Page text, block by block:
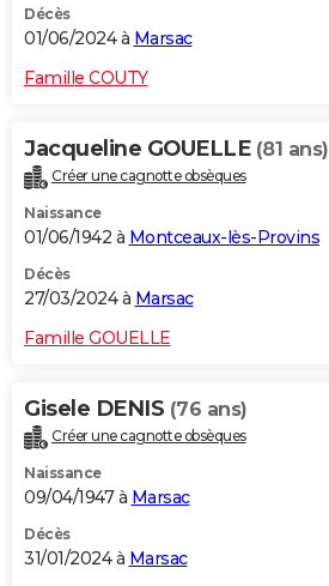
Décès
01/06/2024 à Marsac
Famille COUTY
Jacqueline GOUELLE (81 ans)
Créer une cagnotte obsèques
Naissance
01/06/1942 à Montceaux-lès-Provins
Décès
27/03/2024 à Marsac
Famille GOUELLE
Gisele DENIS (76 ans)
Créer une cagnotte obsèques
Naissance
09/04/1947 à Marsac
Décès
31/01/2024 à Marsac